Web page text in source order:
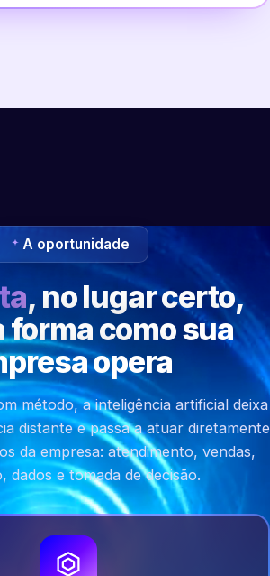
A oportunidade
, no lugar certo,
forma como sua
opera
método, a inteligência artificial deixa
distante e passa a atuar diretamente
da empresa: atendimento, vendas,
dados e tomada de decisão.